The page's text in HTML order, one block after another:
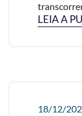
LEIA A
18/12/